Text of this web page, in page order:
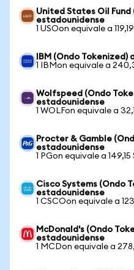
United States Oil Fund
estadounidense
1 USOon equivale a
IBM (Ondo
1 IBMon equivale a
Wolfspeed (Ondo
estadounidense
1 WOLFon equivale a
Procter & Gamble
estadounidense
1 PGon equivale a 149,15
Cisco Systems (Ondo
estadounidense
1 CSCOon equivale a
McDonald's (Ondo
estadounidense
1 MCDon equivale a